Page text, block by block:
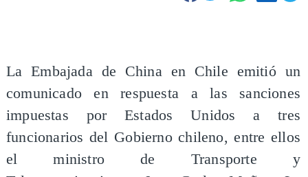
La Embajada de China en Chile emitió un
comunicado en respuesta a las sanciones
impuestas por Estados Unidos a tres
funcionarios del Gobierno chileno, entre ellos
el ministro de Transporte y